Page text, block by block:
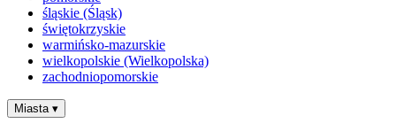
śląskie (Śląsk)
świętokrzyskie
warmińsko-mazurskie
wielkopolskie (Wielkopolska)
zachodniopomorskie
Miasta ▾